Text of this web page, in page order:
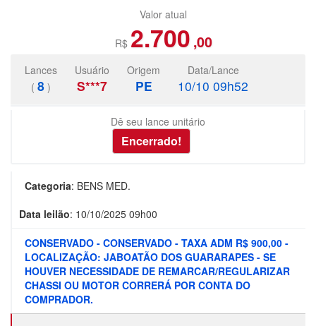
Valor atual
R$ 2.700 ,00
Lances
( 8 )
Usuário
S***7
Origem
PE
Data/Lance
10/10 09h52
Dê seu lance unitário
Categoria: BENS MED.
Data leilão: 10/10/2025 09h00
CONSERVADO - CONSERVADO - TAXA ADM R$ 900,00 -
LOCALIZAÇÃO: JABOATÃO DOS GUARARAPES - SE
HOUVER NECESSIDADE DE REMARCAR/REGULARIZAR
CHASSI OU MOTOR CORRERÁ POR CONTA DO
COMPRADOR.